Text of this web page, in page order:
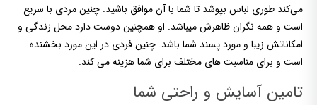
می‌کند طوری لباس بپوشد تا شما با آن موافق باشید. چنین مردی با سریع
است و همه نگران ظاهرش میباشد. او همچنین دوست دارد محل زندگی و
امکاناتش زیبا و مورد پسند شما باشد. چنین فردی در این مورد بخشنده
است و برای مناسبت های مختلف برای شما هزینه می کند.
تامین آسایش و راحتی شما